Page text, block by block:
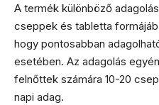
A termék különböző
cseppek és tabletta
hogy pontosabban
esetében. Az adagolás
felnőttek számára 10-20
napi adag.